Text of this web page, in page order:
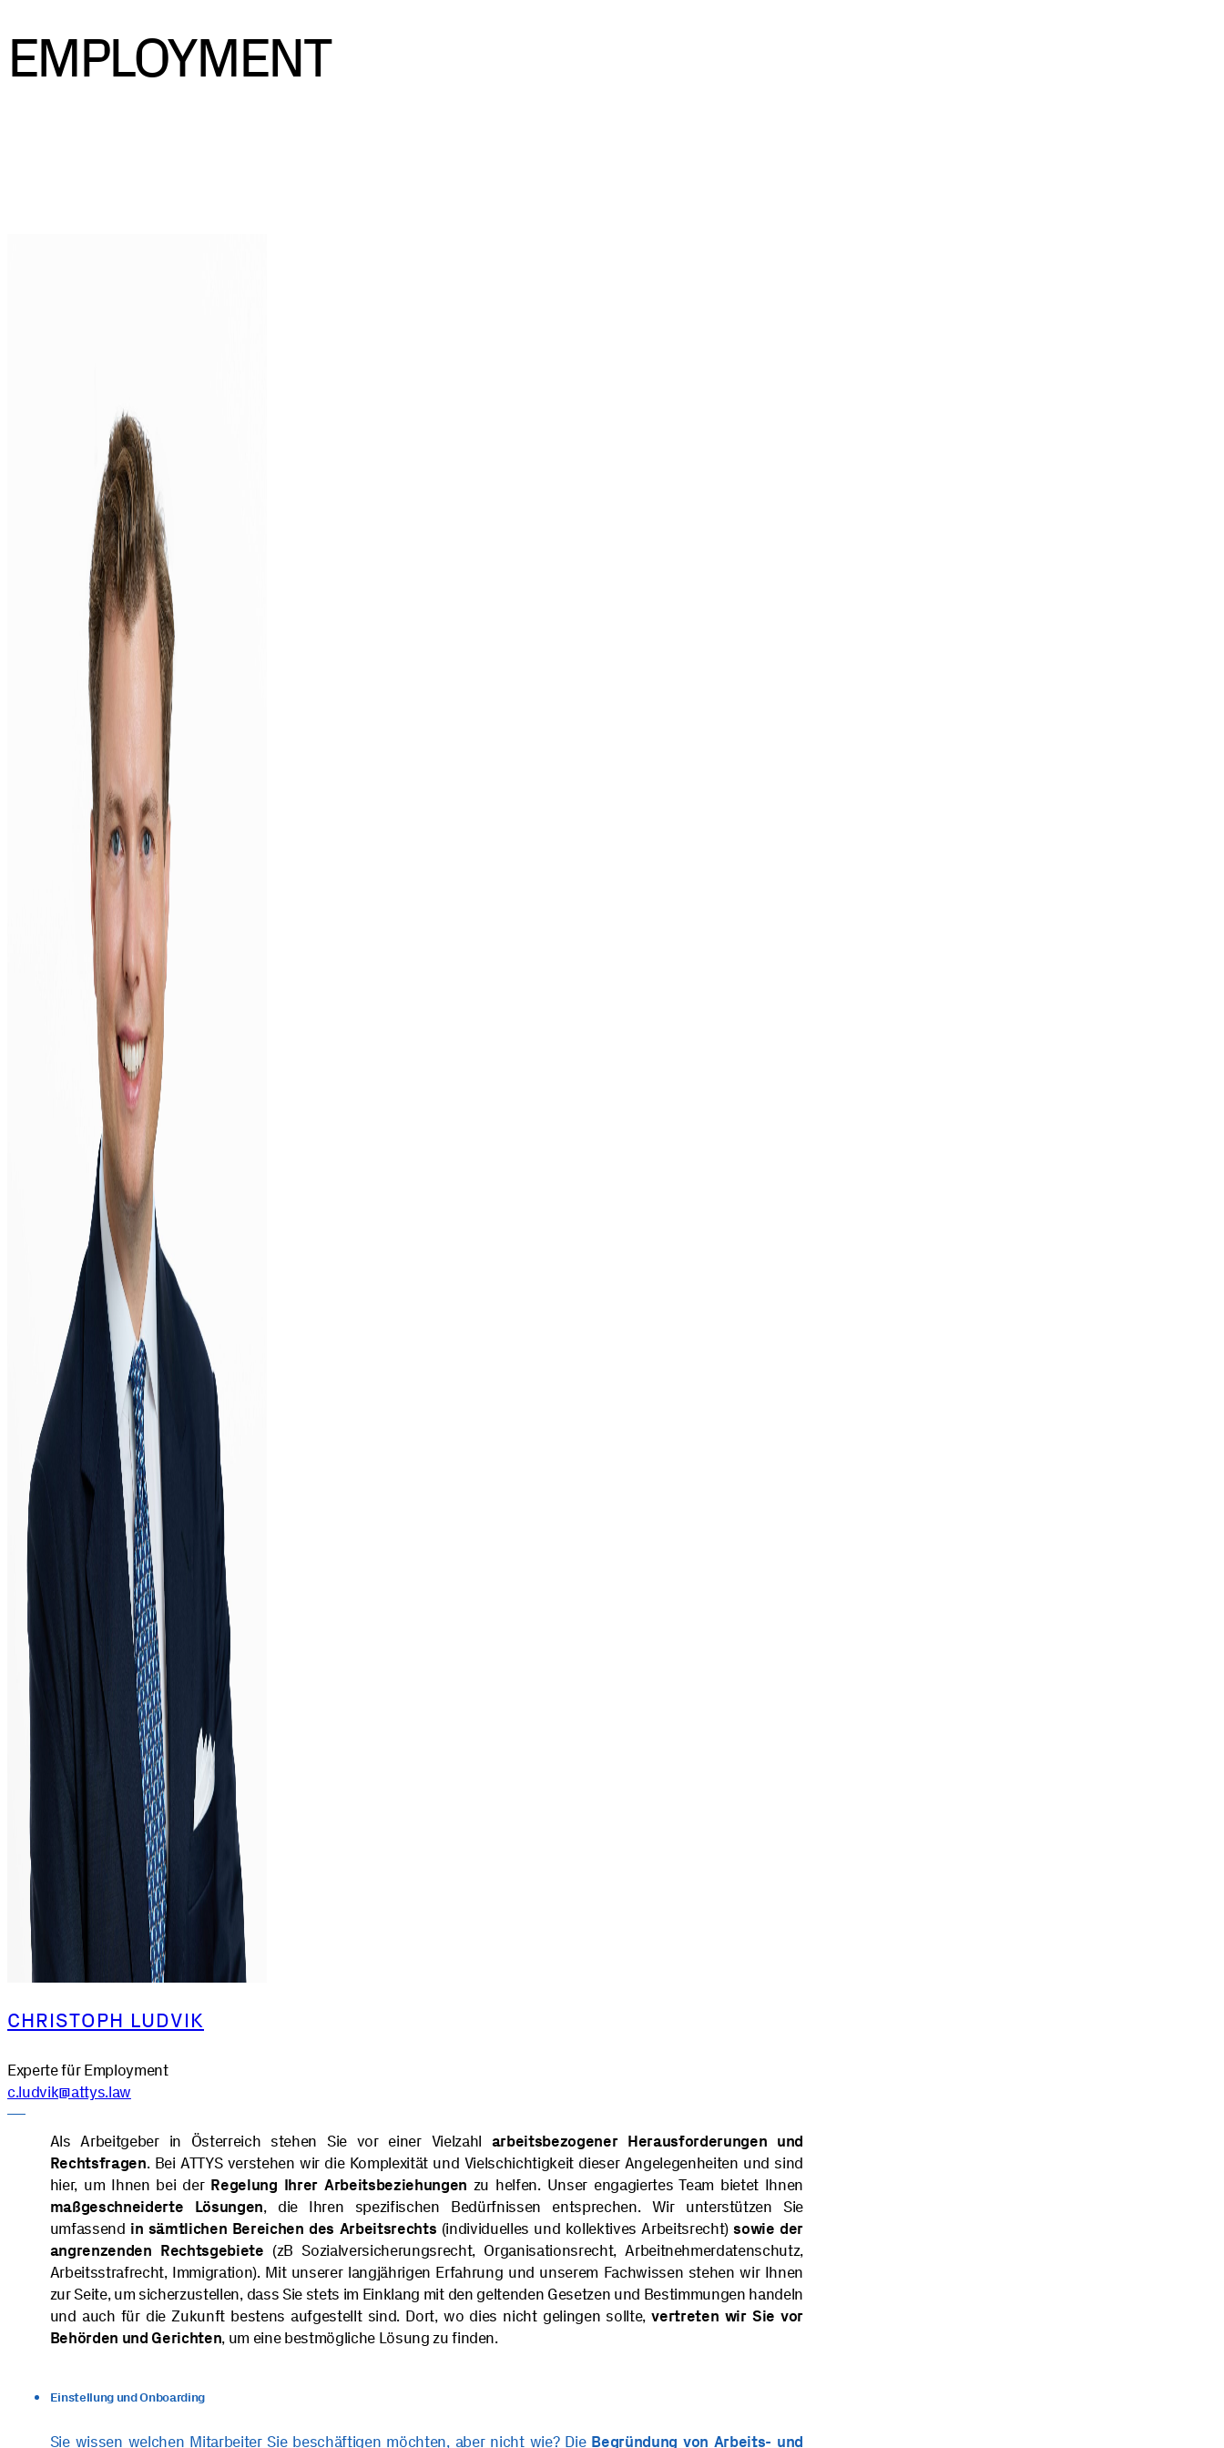
EMPLOYMENT
CHRISTOPH LUDVIK
Experte für Employment
c.ludvik@attys.law
Als Arbeitgeber in Österreich stehen Sie vor einer Vielzahl arbeitsbezogener Herausforderungen und
Rechtsfragen. Bei ATTYS verstehen wir die Komplexität und Vielschichtigkeit dieser Angelegenheiten und sind
hier, um Ihnen bei der Regelung Ihrer Arbeitsbeziehungen zu helfen. Unser engagiertes Team bietet Ihnen
maßgeschneiderte Lösungen, die Ihren spezifischen Bedürfnissen entsprechen. Wir unterstützen Sie
umfassend in sämtlichen Bereichen des Arbeitsrechts (individuelles und kollektives Arbeitsrecht)sowie der
angrenzenden Rechtsgebiete (zB Sozialversicherungsrecht, Organisationsrecht, Arbeitnehmerdatenschutz,
Arbeitsstrafrecht, Immigration). Mit unserer langjährigen Erfahrung und unserem Fachwissen stehen wir Ihnen
zur Seite, um sicherzustellen, dass Sie stets im Einklang mit den geltenden Gesetzen und Bestimmungen handeln
und auch für die Zukunft bestens aufgestellt sind. Dort, wo dies nicht gelingen sollte,vertreten wir Sie vor
Behörden und Gerichten, um eine bestmögliche Lösung zu finden.
Einstellung und Onboarding
Sie wissen welchen Mitarbeiter Sie beschäftigen möchten, aber nicht wie? Die Begründung von Arbeits- und